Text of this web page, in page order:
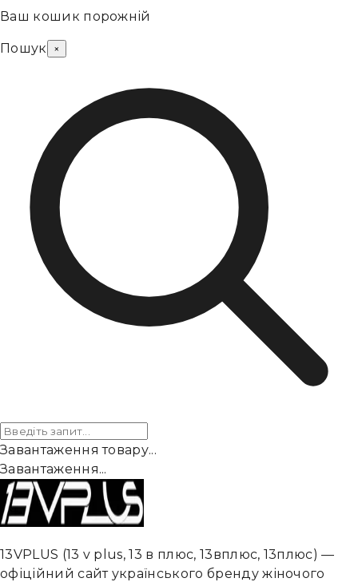
Ваш кошик порожній
Пошук ×
Завантаження товару...
Завантаження...
13VPLUS (13 v plus, 13 в плюс, 13вплюс, 13плюс) —
офіційний сайт українського бренду жіночого